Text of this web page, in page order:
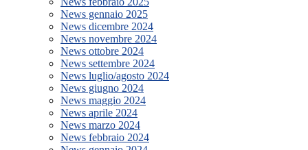
News gennaio 2025
News dicembre 2024
News novembre 2024
News ottobre 2024
News settembre 2024
News luglio/agosto 2024
News giugno 2024
News maggio 2024
News aprile 2024
News marzo 2024
News febbraio 2024